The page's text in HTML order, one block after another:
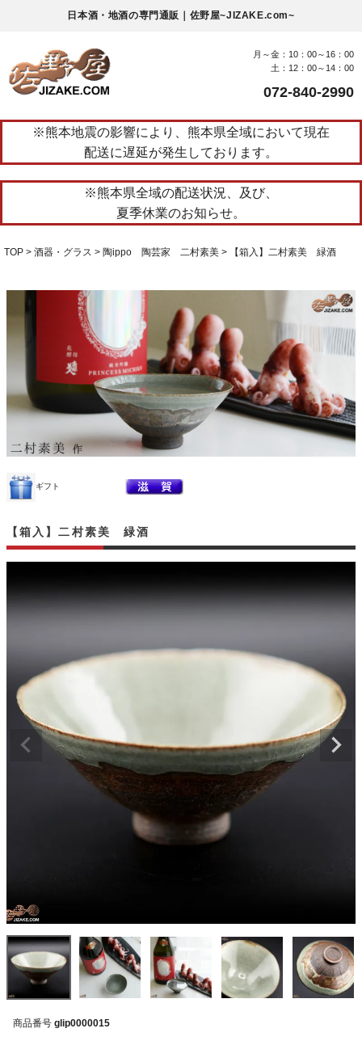
日本酒・地酒の専門通販｜佐野屋~JIZAKE.com~
月～金：10：00～16：00
土：12：00～14：00
072-840-2990
※熊本地震の影響により、熊本県全域において現在
配送に遅延が発生しております。
※熊本県全域の配送状況、及び、
夏季休業のお知らせ。
TOP 酒器・グラス 陶ippo 陶芸家 二村素美 【箱入】二村素美 緑酒
ギフト
【箱入】二村素美 緑酒
商品番号 glip0000015